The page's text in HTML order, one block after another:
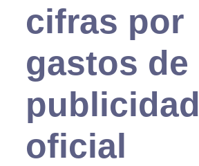
cifras por
gastos de
publicidad
oficial